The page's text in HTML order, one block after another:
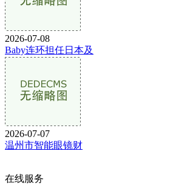
2026-07-08
Baby连环担任日本及
2026-07-07
温州市智能眼镜财
在线服务